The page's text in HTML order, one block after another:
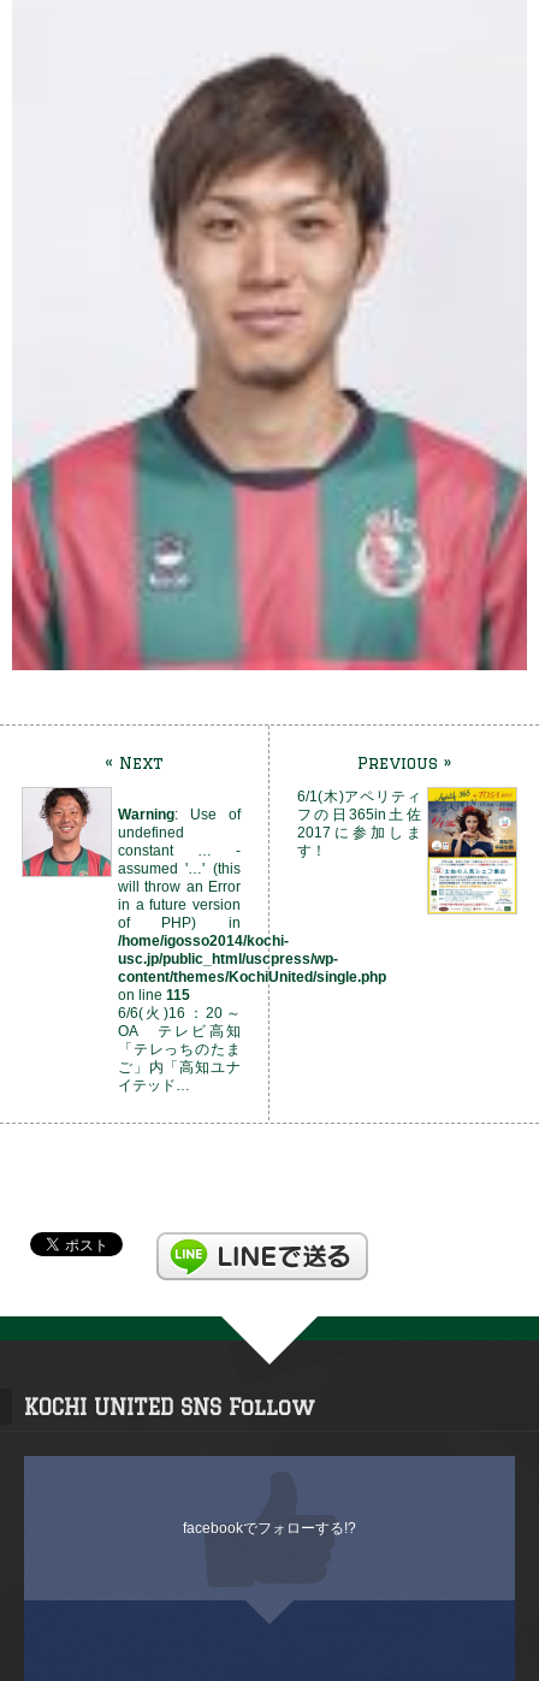
« Next
Warning: Use of
undefined
constant … -
assumed '…' (this
will throw an Error
in a future version
of PHP) in
/home/igosso2014/kochi-
usc.jp/public_html/uscpress/wp-
content/themes/KochiUnited/single.php
on line 115
6/6(火)16：20～
OA テレビ高知
「テレっちのたま
ご」内「高知ユナ
イテッド…
Previous »
6/1(木)アペリティ
フの日365in土佐
2017に参加しま
す！
KOCHI UNITED SNS Follow
facebookでフォローする!?